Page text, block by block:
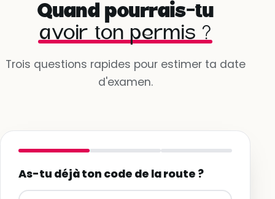
Quand pourrais-tu
avoir ton permis ?
Trois questions rapides pour estimer ta date
d'examen.
As-tu déjà ton code de la route ?